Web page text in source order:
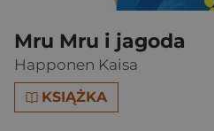
Mru Mru i jagoda
Happonen Kaisa
KSIĄŻKA